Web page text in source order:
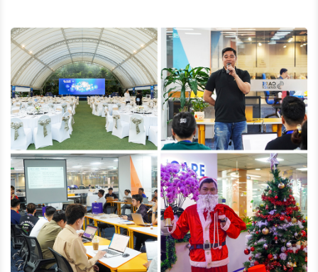
EcoWash HCMC thịnh vượng và giữ vững vị thế tiên phong.